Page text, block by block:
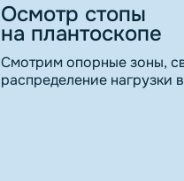
Осмотр стопы
на плантоскопе
Смотрим опорные зоны,
распределение нагрузки